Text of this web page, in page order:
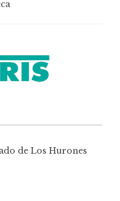
de Los Hurones